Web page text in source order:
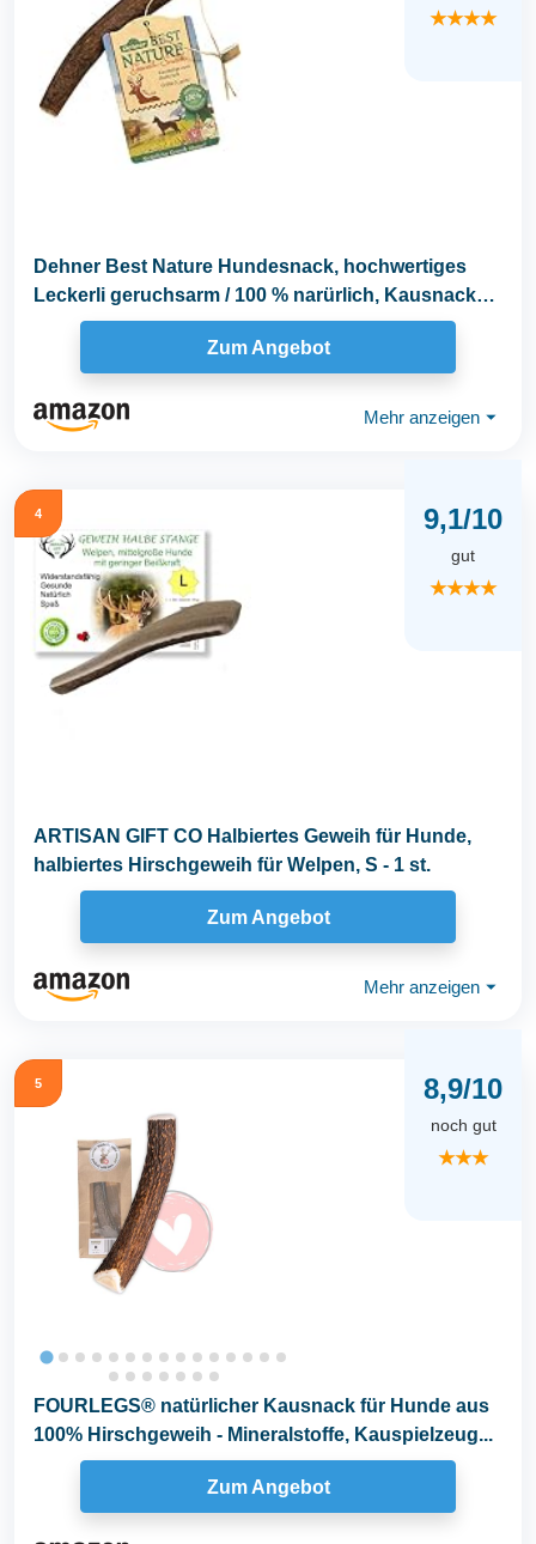
★★★★
Dehner Best Nature Hundesnack, hochwertiges
Leckerli geruchsarm / 100 % narürlich, Kausnack
Zum Angebot
Mehr anzeigen ⏷
4 9,1/10
gut
★★★★
ARTISAN GIFT CO Halbiertes Geweih für Hunde,
halbiertes Hirschgeweih für Welpen, S - 1 st.
Zum Angebot
Mehr anzeigen ⏷
5 8,9/10
noch gut
★★★
FOURLEGS® natürlicher Kausnack für Hunde aus
100% Hirschgeweih - Mineralstoffe, Kauspielzeug...
Zum Angebot